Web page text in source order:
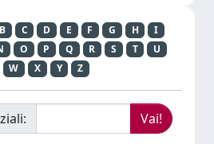
B C D E F G H
I
O P Q R S T
U
W X Y Z